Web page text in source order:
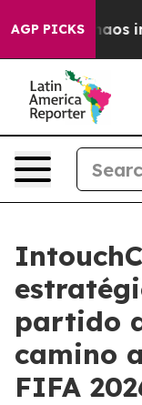
AGP PICKSChaos in
partido
camino
FIFA